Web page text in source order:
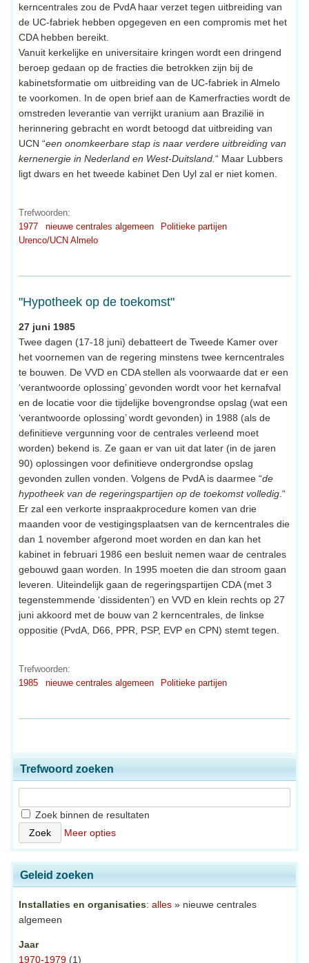
kerncentrales zou de PvdA haar verzet tegen uitbreiding van
de UC-fabriek hebben opgegeven en een compromis met het
CDA hebben bereikt.
Vanuit kerkelijke en universitaire kringen wordt een dringend
beroep gedaan op de fracties die betrokken zijn bij de
kabinetsformatie om uitbreiding van de UC-fabriek in Almelo
te voorkomen. In de open brief aan de Kamerfracties wordt de
omstreden leverantie van verrijkt uranium aan Brazilië in
herinnering gebracht en wordt betoogd dat uitbreiding van
UCN “een onomkeerbare stap is naar verdere uitbreiding van
kernenergie in Nederland en West-Duitsland. “ Maar Lubbers
ligt dwars en het tweede kabinet Den Uyl zal er niet komen.
Trefwoorden:
1977
nieuwe centrales algemeen
Politieke partijen
Urenco/UCN Almelo
"Hypotheek op de toekomst"
27 juni 1985
Twee dagen (17-18 juni) debatteert de Tweede Kamer over
het voornemen van de regering minstens twee kerncentrales
te bouwen. De VVD en CDA stellen als voorwaarde dat er een
‘verantwoorde oplossing’ gevonden wordt voor het kernafval
en de locatie voor die tijdelijke bovengrondse opslag (wat een
‘verantwoorde oplossing’ wordt gevonden) in 1988 (als de
definitieve vergunning voor de centrales verleend moet
worden) bekend is. Ze gaan er van uit dat later (in de jaren
90) oplossingen voor definitieve ondergrondse opslag
gevonden zullen vonden. Volgens de PvdA is daarmee “de
hypotheek van de regeringspartijen op de toekomst volledig .“
Er zal een verkorte inspraakprocedure komen van drie
maanden voor de vestigingsplaatsen van de kerncentrales die
dan 1 november afgerond moet worden en dan kan het
kabinet in februari 1986 een besluit nemen waar de centrales
gebouwd gaan worden. In 1995 moeten die dan stroom gaan
leveren. Uiteindelijk gaan de regeringspartijen CDA (met 3
tegenstemmende ‘dissidenten’) en VVD en klein rechts op 27
juni akkoord met de bouw van 2 kerncentrales, de linkse
oppositie (PvdA, D66, PPR, PSP, EVP en CPN) stemt tegen.
Trefwoorden:
1985
nieuwe centrales algemeen Politieke partijen
Trefwoord zoeken
Zoek binnen de resultaten
Meer opties
Geleid zoeken
Installaties en organisaties: alles » nieuwe centrales
algemeen
Jaar
1970-1979 (1)